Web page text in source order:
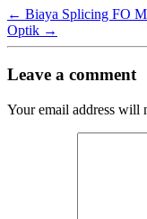
← Biaya Splicing FO
Optik →
Leave a comment
Your email address will